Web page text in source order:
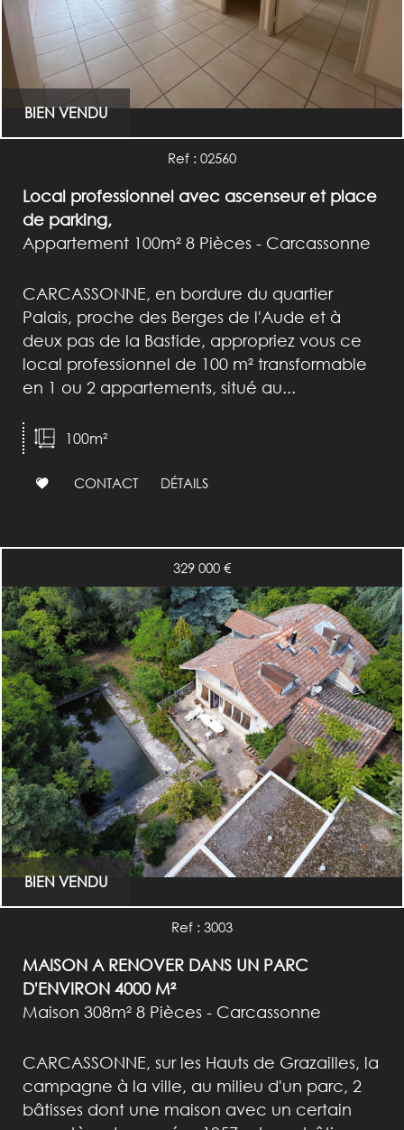
BIEN VENDU
Ref : 02560
Local professionnel avec ascenseur et place
de parking,
Appartement 100m² 8 Pièces - Carcassonne
CARCASSONNE, en bordure du quartier
Palais, proche des Berges de l'Aude et à
deux pas de la Bastide, appropriez vous ce
local professionnel de 100 m² transformable
en 1 ou 2 appartements, situé au...
100m²
CONTACT DÉTAILS
BIEN VENDU
329 000 €
Ref : 3003
MAISON A RENOVER DANS UN PARC
D'ENVIRON 4000 M²
Maison 308m² 8 Pièces - Carcassonne
CARCASSONNE, sur les Hauts de Grazailles, la
campagne à la ville, au milieu d'un parc, 2
bâtisses dont une maison avec un certain